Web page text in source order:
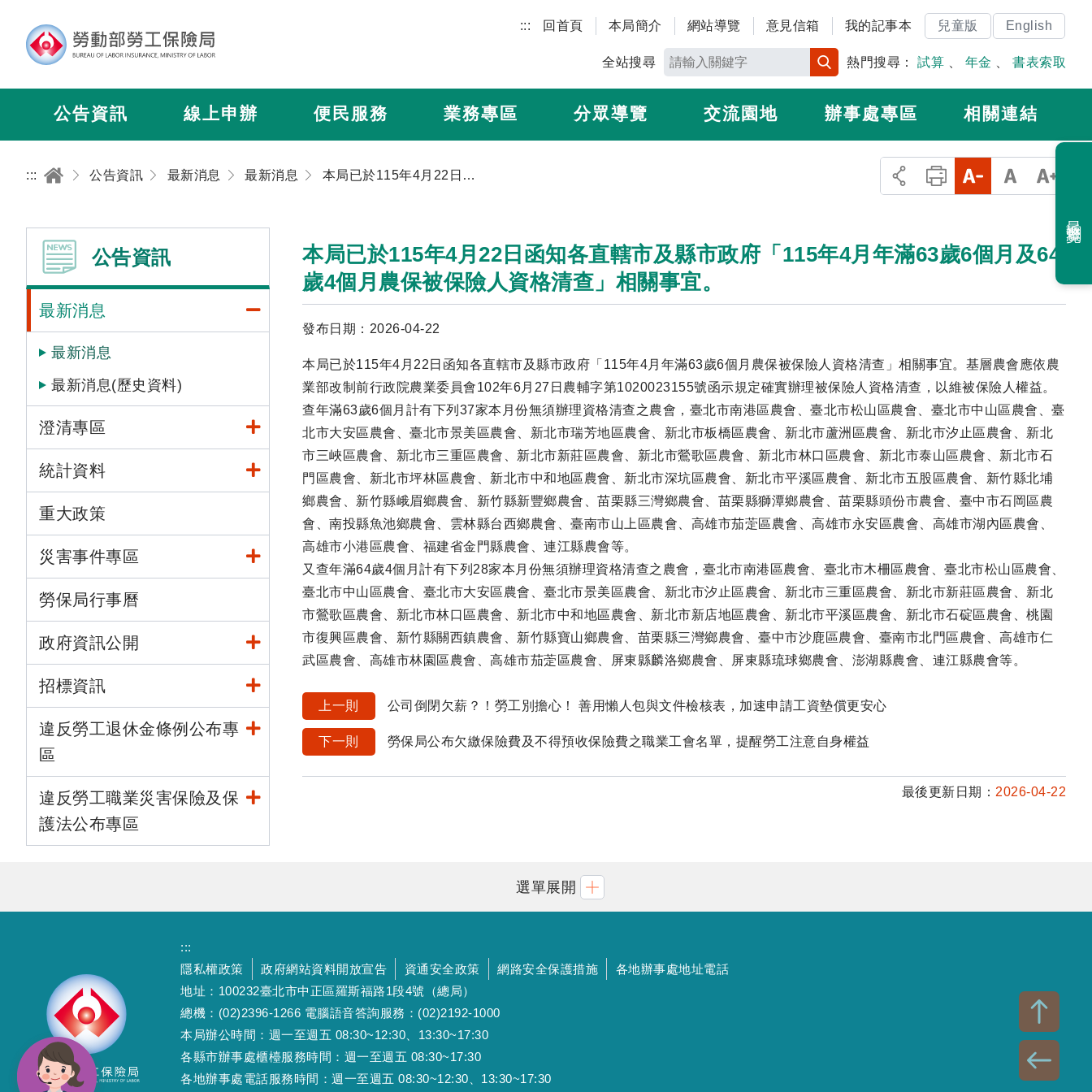
::: 回首頁 本局簡介 網站導覽 意見信箱 我的記事本 兒童版 English
全站搜尋 熱門搜尋： 試算 年金 書表索取
公告資訊 線上申辦 便民服務 業務專區 分眾導覽 交流園地 辦事處專區 相關連結
::: 公告資訊 最新消息 最新消息 本局已於115年4月22日函知各直轄市及縣市政府「115年4月年滿63歲6個月及64歲4個月農保被保險人資格清查」相關事宜。
公告資訊
最新消息
最新消息
最新消息(歷史資料)
澄清專區
統計資料
重大政策
災害事件專區
勞保局行事曆
政府資訊公開
招標資訊
違反勞工退休金條例公布專
區
違反勞工職業災害保險及保
護法公布專區
本局已於115年4月22日函知各直轄市及縣市政府「115年4月年滿63歲6個月及64
歲4個月農保被保險人資格清查」相關事宜。
發布日期：2026-04-22
本局已於115年4月22日函知各直轄市及縣市政府「115年4月年滿63歲6個月農保被保險人資格清查」相關事宜。基層農會應依農
業部改制前行政院農業委員會102年6月27日農輔字第1020023155號函示規定確實辦理被保險人資格清查，以維被保險人權益。
查年滿63歲6個月計有下列37家本月份無須辦理資格清查之農會，臺北市南港區農會、臺北市松山區農會、臺北市中山區農會、臺
北市大安區農會、臺北市景美區農會、新北市瑞芳地區農會、新北市板橋區農會、新北市蘆洲區農會、新北市汐止區農會、新北
市三峽區農會、新北市三重區農會、新北市新莊區農會、新北市鶯歌區農會、新北市林口區農會、新北市泰山區農會、新北市石
門區農會、新北市坪林區農會、新北市中和地區農會、新北市深坑區農會、新北市平溪區農會、新北市五股區農會、新竹縣北埔
鄉農會、新竹縣峨眉鄉農會、新竹縣新豐鄉農會、苗栗縣三灣鄉農會、苗栗縣獅潭鄉農會、苗栗縣頭份市農會、臺中市石岡區農
會、南投縣魚池鄉農會、雲林縣台西鄉農會、臺南市山上區農會、高雄市茄萣區農會、高雄市永安區農會、高雄市湖內區農會、
高雄市小港區農會、福建省金門縣農會、連江縣農會等。
又查年滿64歲4個月計有下列28家本月份無須辦理資格清查之農會，臺北市南港區農會、臺北市木柵區農會、臺北市松山區農會、
臺北市中山區農會、臺北市大安區農會、臺北市景美區農會、新北市汐止區農會、新北市三重區農會、新北市新莊區農會、新北
市鶯歌區農會、新北市林口區農會、新北市中和地區農會、新北市新店地區農會、新北市平溪區農會、新北市石碇區農會、桃園
市復興區農會、新竹縣關西鎮農會、新竹縣寶山鄉農會、苗栗縣三灣鄉農會、臺中市沙鹿區農會、臺南市北門區農會、高雄市仁
武區農會、高雄市林園區農會、高雄市茄萣區農會、屏東縣麟洛鄉農會、屏東縣琉球鄉農會、澎湖縣農會、連江縣農會等。
上一則 公司倒閉欠薪？！勞工別擔心！ 善用懶人包與文件檢核表，加速申請工資墊償更安心
下一則 勞保局公布欠繳保險費及不得預收保險費之職業工會名單，提醒勞工注意自身權益
最後更新日期： 2026-04-22
選單展開
:::
隱私權政策
政府網站資料開放宣告 資通安全政策 網路安全保護措施
各地辦事處地址電話
地址：100232臺北市中正區羅斯福路1段4號（總局）
總機：(02)2396-1266 電腦語音答詢服務：(02)2192-1000
本局辦公時間：週一至週五 08:30~12:30、13:30~17:30
各縣市辦事處櫃檯服務時間：週一至週五 08:30~17:30
各地辦事處電話服務時間：週一至週五 08:30~12:30、13:30~17:30